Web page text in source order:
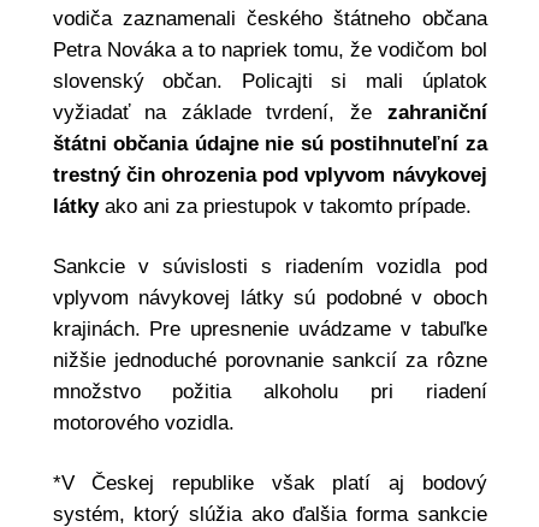
vodiča zaznamenali českého štátneho občana
Petra Nováka a to napriek tomu, že vodičom bol
slovenský občan. Policajti si mali úplatok
vyžiadať na základe tvrdení, že zahraniční
štátni občania údajne nie sú postihnuteľní za
trestný čin ohrozenia pod vplyvom návykovej
látkyako ani za priestupok v takomto prípade.
Sankcie v súvislosti s riadením vozidla pod
vplyvom návykovej látky sú podobné v oboch
krajinách. Pre upresnenie uvádzame v tabuľke
nižšie jednoduché porovnanie sankcií za rôzne
množstvo požitia alkoholu pri riadení
motorového vozidla.
*V Českej republike však platí aj bodový
systém, ktorý slúžia ako ďalšia forma sankcie